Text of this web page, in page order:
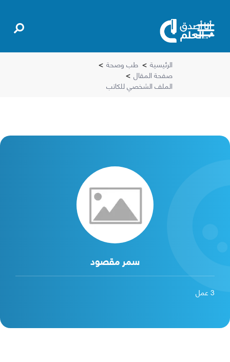
الرئيسية > طب وصحة >
صفحة المقال >
الملف الشخصي للكاتب
سمر مقصود
3عمل